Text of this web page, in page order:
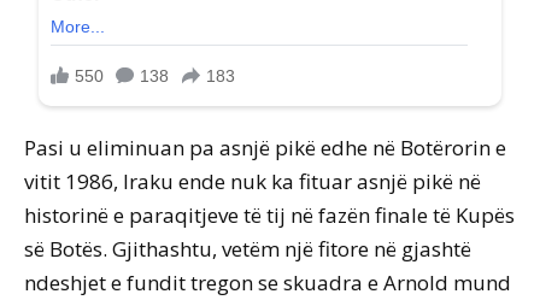
Pasi u eliminuan pa asnjë pikë edhe në Botërorin e
vitit 1986, Iraku ende nuk ka fituar asnjë pikë në
historinë e paraqitjeve të tij në fazën finale të Kupës
së Botës. Gjithashtu, vetëm një fitore në gjashtë
ndeshjet e fundit tregon se skuadra e Arnold mund